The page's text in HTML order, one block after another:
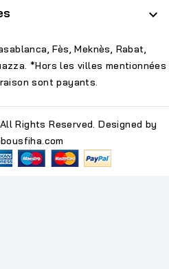

Fès, Meknès, Rabat,
*Hors les villes mentionnées
sont payants.
Rights Reserved. Designed by